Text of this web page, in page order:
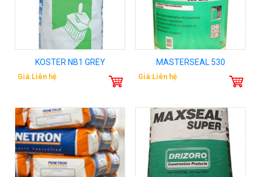
KOSTER NB1 GREY
Giá:Liên hệ
MASTERSEAL 530
Giá:Liên hệ